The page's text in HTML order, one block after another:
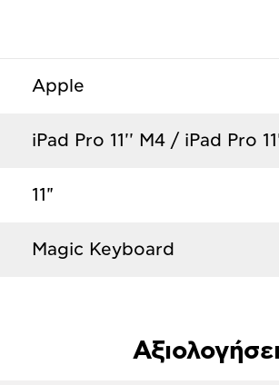
Apple
iPad Pro 11'' M4 / iPad Pro
11"
Magic Keyboard